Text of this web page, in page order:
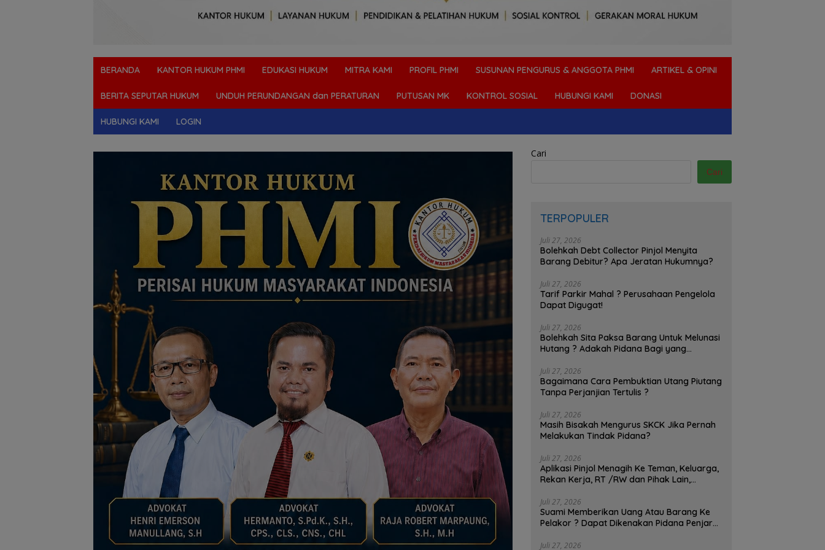
BERANDA KANTOR HUKUM PHMI EDUKASI HUKUM MITRA KAMI PROFIL PHMI SUSUNAN PENGURUS & ANGGOTA PHMI ARTIKEL & OPINI
BERITA SEPUTAR HUKUM UNDUH PERUNDANGAN dan PERATURAN PUTUSAN MK KONTROL SOSIAL HUBUNGI KAMI DONASI
HUBUNGI KAMI LOGIN
Cari
Cari
TERPOPULER
Juli 27, 2026
Bolehkah Debt Collector Pinjol Menyita
Barang Debitur? Apa Jeratan Hukumnya?
Juli 27, 2026
Tarif Parkir Mahal ? Perusahaan Pengelola
Dapat Digugat!
Juli 27, 2026
Bolehkah Sita Paksa Barang Untuk Melunasi
Hutang ? Adakah Pidana Bagi yang
Juli 27, 2026
Bagaimana Cara Pembuktian Utang Piutang
Tanpa Perjanjian Tertulis ?
Juli 27, 2026
Masih Bisakah Mengurus SKCK Jika Pernah
Melakukan Tindak Pidana?
Juli 27, 2026
Aplikasi Pinjol Menagih Ke Teman, Keluarga,
Rekan Kerja, RT /RW dan Pihak Lain,
Juli 27, 2026
Suami Memberikan Uang Atau Barang Ke
Pelakor ? Dapat Dikenakan Pidana Penjara
Juli 27, 2026